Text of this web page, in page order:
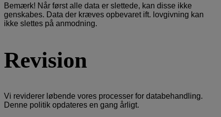
Bemærk! Når først alle data er slettede, kan disse ikke
genskabes. Data der kræves opbevaret ift. lovgivning kan
ikke slettes på anmodning.
Revision
Vi reviderer løbende vores processer for databehandling.
Denne politik opdateres en gang årligt.